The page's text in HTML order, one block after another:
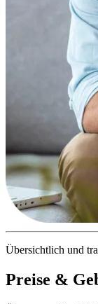
Übersichtlich und
Preise &